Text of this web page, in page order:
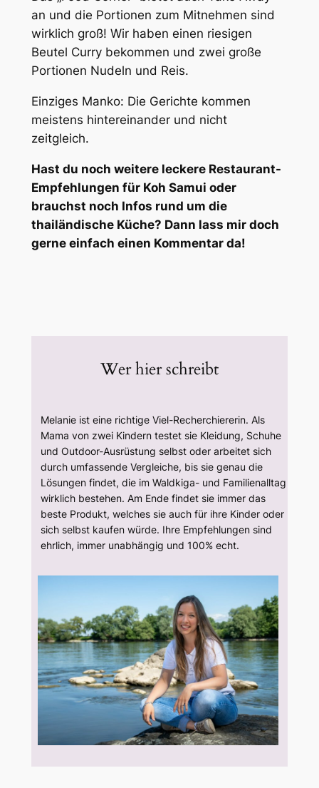
an und die Portionen zum Mitnehmen sind
wirklich groß! Wir haben einen riesigen
Beutel Curry bekommen und zwei große
Portionen Nudeln und Reis.
Einziges Manko: Die Gerichte kommen
meistens hintereinander und nicht
zeitgleich.
Hast du noch weitere leckere Restaurant-
Empfehlungen für Koh Samui oder
brauchst noch Infos rund um die
thailändische Küche? Dann lass mir doch
gerne einfach einen Kommentar da!
Wer hier schreibt
Melanie ist eine richtige Viel-Recherchiererin. Als
Mama von zwei Kindern testet sie Kleidung, Schuhe
und Outdoor-Ausrüstung selbst oder arbeitet sich
durch umfassende Vergleiche, bis sie genau die
Lösungen findet, die im Waldkiga- und Familienalltag
wirklich bestehen. Am Ende findet sie immer das
beste Produkt, welches sie auch für ihre Kinder oder
sich selbst kaufen würde. Ihre Empfehlungen sind
ehrlich, immer unabhängig und 100% echt.